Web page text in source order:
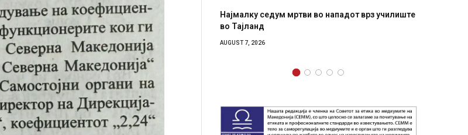
Најмалку седум мртви во нападот врз училиште
во Тајланд
AUGUST 7, 2026
СОЗИС: Украинците повеќе им веруваат на
генералите отколку на Зеленски
AUGUST 7, 2026